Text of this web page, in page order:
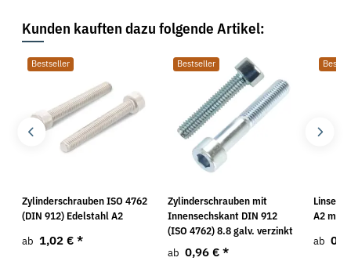
Kunden kauften dazu folgende Artikel:
Bestseller
Zylinderschrauben ISO 4762
(DIN 912) Edelstahl A2
ab 1,02 € *
Bestseller
Zylinderschrauben mit
Innensechskant DIN 912
(ISO 4762) 8.8 galv. verzinkt
ab 0,96 € *
A2 mit
ab